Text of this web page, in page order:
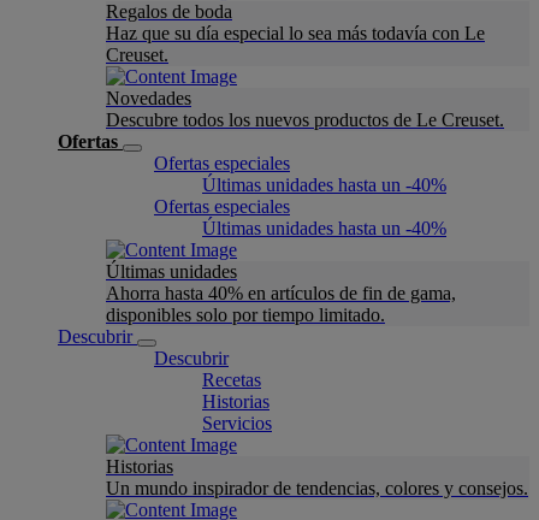
Regalos de boda
Haz que su día especial lo sea más todavía con Le
Creuset.
Novedades
Descubre todos los nuevos productos de Le Creuset.
Ofertas
Ofertas especiales
Últimas unidades hasta un -40%
Ofertas especiales
Últimas unidades hasta un -40%
Últimas unidades
Ahorra hasta 40% en artículos de fin de gama,
disponibles solo por tiempo limitado.
Descubrir
Descubrir
Recetas
Historias
Servicios
Historias
Un mundo inspirador de tendencias, colores y consejos.